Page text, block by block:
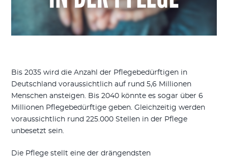
Bis 2035 wird die Anzahl der Pflegebedürftigen in
Deutschland voraussichtlich auf rund 5,6 Millionen
Menschen ansteigen. Bis 2040 könnte es sogar über 6
Millionen Pflegebedürftige geben. Gleichzeitig werden
voraussichtlich rund 225.000 Stellen in der Pflege
unbesetzt sein.
Die Pflege stellt eine der drängendsten